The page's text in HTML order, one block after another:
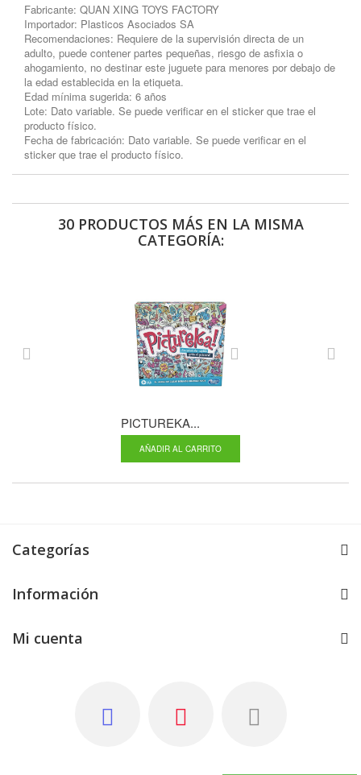
Fabricante: QUAN XING TOYS FACTORY
Importador: Plasticos Asociados SA
Recomendaciones: Requiere de la supervisión directa de un
adulto, puede contener partes pequeñas, riesgo de asfixia o
ahogamiento, no destinar este juguete para menores por debajo de
la edad establecida en la etiqueta.
Edad mínima sugerida: 6 años
Lote: Dato variable. Se puede verificar en el sticker que trae el
producto físico.
Fecha de fabricación: Dato variable. Se puede verificar en el
sticker que trae el producto físico.
30 PRODUCTOS MÁS EN LA MISMA
CATEGORÍA:
PICTUREKA...
AÑADIR AL CARRITO
Categorías
Información
Mi cuenta